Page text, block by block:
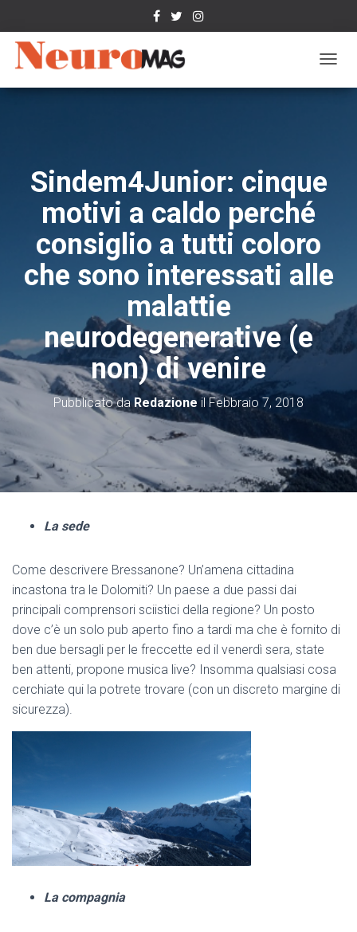
A
G
G
Sindem4Junior: cinque
motivi a caldo perché
consiglio a tutti coloro
che sono interessati alle
malattie
neurodegenerative (e
non) di venire
Pubblicato da Redazione ilFebbraio 7, 2018
La sede
Come descrivere Bressanone? Un’amena cittadina
incastona tra le Dolomiti? Un paese a due passi dai
principali comprensori sciistici della regione? Un posto
dove c’è un solo pub aperto fino a tardi ma che è fornito di
ben due bersagli per le freccette ed il venerdì sera, state
ben attenti, propone musica live? Insomma qualsiasi cosa
cerchiate qui la potrete trovare (con un discreto margine di
sicurezza).
La compagnia